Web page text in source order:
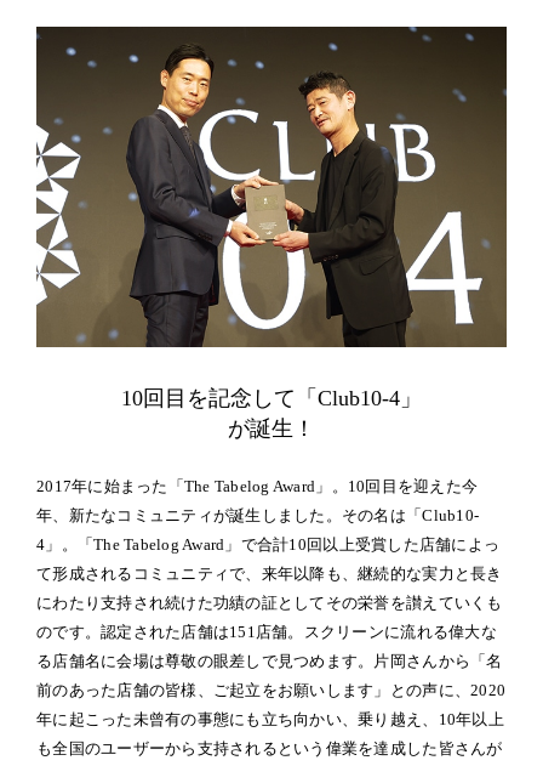
10回目を記念して「Club10-4」
が誕生！
2017年に始まった「The Tabelog Award」。10回目を迎えた今
年、新たなコミュニティが誕生しました。その名は「Club10-
4」。「The Tabelog Award」で合計10回以上受賞した店舗によっ
て形成されるコミュニティで、来年以降も、継続的な実力と長き
にわたり支持され続けた功績の証としてその栄誉を讃えていくも
のです。認定された店舗は151店舗。スクリーンに流れる偉大な
る店舗名に会場は尊敬の眼差しで見つめます。片岡さんから「名
前のあった店舗の皆様、ご起立をお願いします」との声に、2020
年に起こった未曾有の事態にも立ち向かい、乗り越え、10年以上
も全国のユーザーから支持されるという偉業を達成した皆さんが